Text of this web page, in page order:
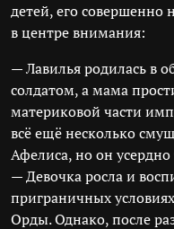
детей, его совершенно
в центре внимания:
— Лавилья родилась в
солдатом, а мама
материковой части
всё ещё несколько
Афелиса, но он усердно
— Девочка росла и
приграничных
Орды. Однако, после